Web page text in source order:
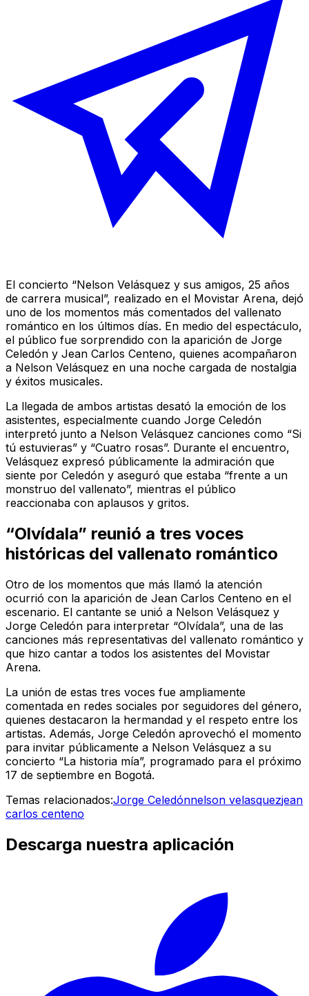
El concierto “Nelson Velásquez y sus amigos, 25 años
de carrera musical”, realizado en el Movistar Arena, dejó
uno de los momentos más comentados del vallenato
romántico en los últimos días. En medio del espectáculo,
el público fue sorprendido con la aparición de Jorge
Celedón y Jean Carlos Centeno, quienes acompañaron
a Nelson Velásquez en una noche cargada de nostalgia
y éxitos musicales.
La llegada de ambos artistas desató la emoción de los
asistentes, especialmente cuando Jorge Celedón
interpretó junto a Nelson Velásquez canciones como “Si
tú estuvieras” y “Cuatro rosas”. Durante el encuentro,
Velásquez expresó públicamente la admiración que
siente por Celedón y aseguró que estaba “frente a un
monstruo del vallenato”, mientras el público
reaccionaba con aplausos y gritos.
“Olvídala” reunió a tres voces
históricas del vallenato romántico
Otro de los momentos que más llamó la atención
ocurrió con la aparición de Jean Carlos Centeno en el
escenario. El cantante se unió a Nelson Velásquez y
Jorge Celedón para interpretar “Olvídala”, una de las
canciones más representativas del vallenato romántico y
que hizo cantar a todos los asistentes del Movistar
Arena.
La unión de estas tres voces fue ampliamente
comentada en redes sociales por seguidores del género,
quienes destacaron la hermandad y el respeto entre los
artistas. Además, Jorge Celedón aprovechó el momento
para invitar públicamente a Nelson Velásquez a su
concierto “La historia mía”, programado para el próximo
17 de septiembre en Bogotá.
Temas relacionados:Jorge Celedónnelson velasquezjean
carlos centeno
Descarga nuestra aplicación